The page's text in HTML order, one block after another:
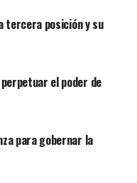
bienes y servicios
etario:menores de un
$223.988
cara rango fue:
y de seis a 12
tercera posición y su
el poder de
para gobernar la